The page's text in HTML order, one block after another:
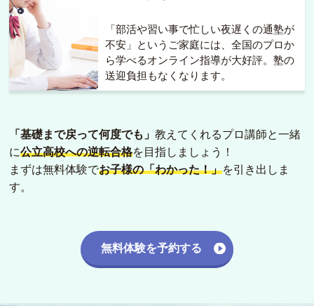
「部活や習い事で忙しい夜遅くの通塾が
不安」というご家庭には、全国のプロか
ら学べるオンライン指導が大好評。塾の
送迎負担もなくなります。
「基礎まで戻って何度でも」教えてくれるプロ講師と一緒
に公立高校への逆転合格を目指しましょう！
まずは無料体験でお子様の「わかった！」を引き出しま
す。
無料体験を予約する